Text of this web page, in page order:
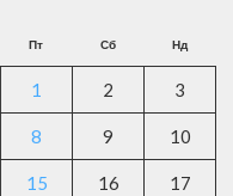
Пт Сб Нд
1 2 3
8 9 10
15 16 17